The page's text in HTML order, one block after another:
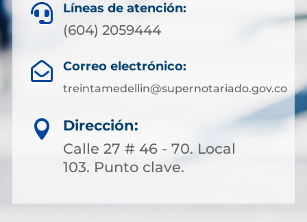
 Líneas de atención:
(604) 2059444
 Correo electrónico:
treintamedellin@supernotariado.gov.co

Dirección:
Calle 27 # 46 - 70. Local
103. Punto clave.